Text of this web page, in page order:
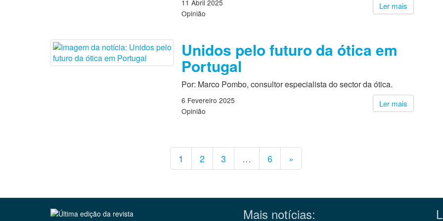
Ler mais
11 Abril 2025
Opinião
Unidos pelo futuro da ótica em
Portugal
Por: Marco Pombo, consultor especialista do sector da ótica.
Ler mais
6 Fevereiro 2025
Opinião
1 2 3 … 6 »
Mais notícias: